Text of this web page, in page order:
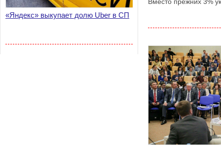
«Яндекс» выкупает долю Uber в СП